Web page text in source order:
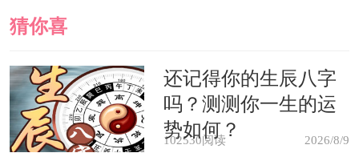
财，生意上的亏损能够转为盈利。
学子梦见自己过了河预示着将会学
业有所成就，学习方面一帆风顺，但是
不能太过骄傲，应该努力学习才能实现
猜你喜
欢
还记得你的生辰八字
吗？测测你一生的运
势如何？
102530阅读 2026/8/9